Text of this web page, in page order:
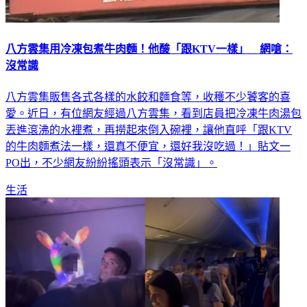
八方雲集用冷凍包煮牛肉麵！他酸「跟KTV一樣」 網嗆：
沒常識
八方雲集販售各式各樣的水餃和麵食等，收穫不少饕客的喜
愛。近日，有位網友經過八方雲集，看到店員把冷凍牛肉湯包
丟進滾沸的水裡煮，再撈起來倒入碗裡，讓他直呼「跟KTV
的牛肉麵煮法一樣，還真不便宜，還好我沒吃過！」貼文一
PO出，不少網友紛紛搖頭表示「沒常識」。
生活